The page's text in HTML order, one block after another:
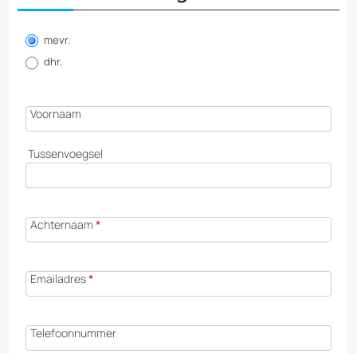
aanvragen
mevr.
dhr.
Voornaam
Tussenvoegsel
Achternaam *
Emailadres*
Telefoonnummer